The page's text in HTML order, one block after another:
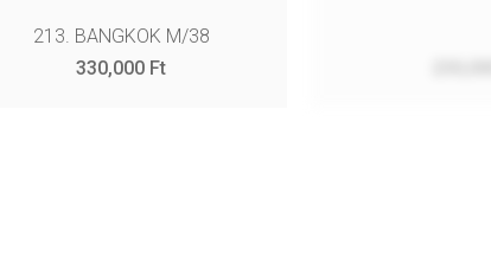
213. BANGKOK M/38
330,000 Ft